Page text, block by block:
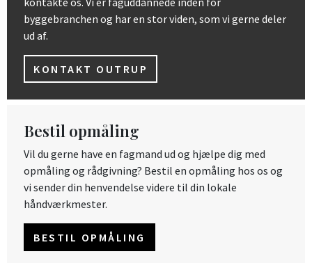
byggebranchen og har en stor viden, som vi gerne deler
ud af.
KONTAKT OUTRUP
Bestil opmåling
Vil du gerne have en fagmand ud og hjælpe dig med
opmåling og rådgivning? Bestil en opmåling hos os og
vi sender din henvendelse videre til din lokale
håndværkmester.
BESTIL OPMÅLING